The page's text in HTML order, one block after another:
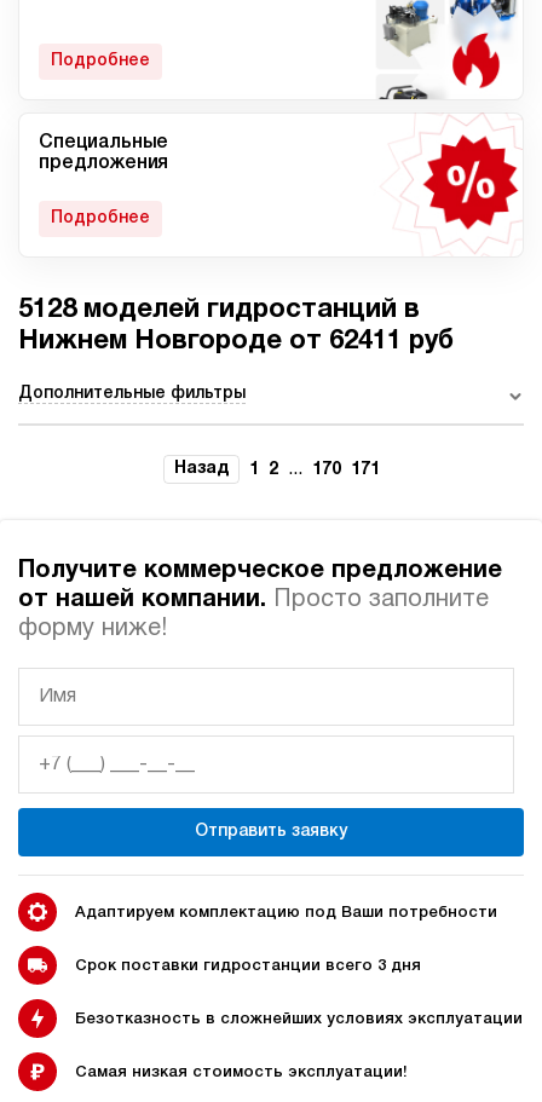
Компактные гидростанции
Мобильные гидростанции Гидростанции с ДВС
Гидростанции с
пневмоприводом
Гидростанции высокого
давления c электроприводом
Ручные гидростанции
Гидростанции с двумя
насосами
гидростанции
Гидростанция с домкратом
Гидростанции 220 Вольт
Гидростанции мощностью 5
Гидростанции для свай Двухпоточные гидростанции
Подробнее
Специальные
предложения
Подробнее
5128 моделей гидростанций в
Нижнем Новгороде от 62411 руб
Дополнительные фильтры
Назад 1 2 ... 170 171
Получите коммерческое предложение
от нашей компании.
Просто заполните
форму ниже!
Отправить заявку
Адаптируем комплектацию под Ваши потребности
Срок поставки гидростанции всего 3 дня
Безотказность в сложнейших условиях эксплуатации
Самая низкая стоимость эксплуатации!